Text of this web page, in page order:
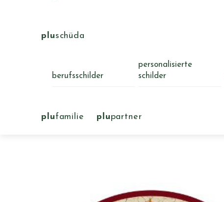
pluschüda
berufsschilder
personalisierte
schilder
plufamilie plupartner